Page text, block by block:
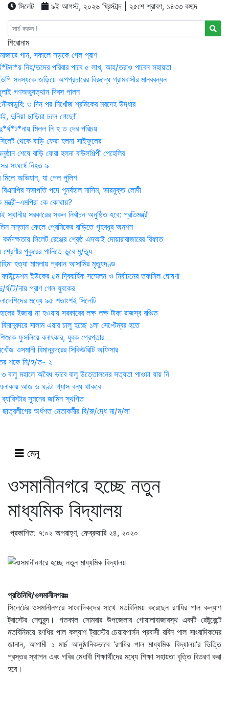
সিলেট ৯ই আগস্ট, ২০২৬ খ্রিস্টাব্দ | ২৫শে শ্রাবণ, ১৪৩৩ বঙ্গাব্দ
শিরোনাম
গান, সকালে সড়কে গেল প্রাণ
নিহ/তদের পরিবার পাবে ৫ লাখ, আহ/তরাও পাবেন সহায়তা
সদস্যকে জড়িয়ে অপপ্রচারের বিরুদ্ধে গ্রামবাসীর মানববন্ধন
গণঅভ্যুত্থান দিবস পালন
৩ দিন পর নিখোঁজ শ্রমিকের মরদেহ উদ্ধার
দুনিয়া ছাড়িয়া চলে গেছে!’
মিলল নি হ ত দের পরিচয়
থেকে বাড়ি ফেরা হলনা সাইফুলের
শেষে বাড়ি ফেরা হলনা বাউলশিল্পী পেহেলির
সংঘর্ষে নিহত ৯
মিলে অভিযান, যা পেল পুলিশ
সভাপতি পদে পুনর্বহাল নাসিম, ভারমুক্ত লোদী
মন্ত্রী-এমপিরা কে কোথায়?
সরকারের সকল নির্বাচন অনুষ্ঠিত হবে: প্রতিমন্ত্রী
সন্তান ফেলে প্রেমিকের বাড়িতে গৃহবধূর অনশন
সিলেট রেঞ্জের শ্রেষ্ঠ এসআই দোয়ারাবাজারের রিফাত
শ্রেণীর পুকুরের পানিতে ডুবে মৃ/ত্যু
হত্যা মামলায় প্রধান আসামির মৃত্যুদণ্ড
ইউকের ৫ম দ্বিবার্ষিক সম্মেলন ও নির্বাচনের তফসিল ঘোষণা
ট/নায় প্রাণ গেল যুবকের
মধ্যে ৯৫ শতাংশই সিলেটি
ইজারা না হওয়ায় সরকারের লক্ষ লক্ষ টাকা রাজস্ব বঞ্চিত
সালাম এয়ার চালু হচ্ছে ১লা সেপ্টেম্বর হতে
ফুসলিয়ে বলাৎকার, যুবক গ্রেপ্তার
ওসমানী বিমানবন্দরের সিকিউরিটি অফিসার
শকে নি/হ/ত- ২
বালু মহালে অবৈধ ভাবে বালু উত্তোলনের সত্যতা পাওয়া যায় নি
আজ ৬ ঘণ্টা গ্যাস বন্ধ থাকবে
সুমনের জামিন স্থগিত
ছাত্রলীগের অর্ধশত নেতাকর্মীর বি/রু/দ্ধে মা/ম/লা
মেনু
ওসমানীনগরে হচ্ছে নতুন
মাধ্যমিক বিদ্যালয়
প্রকাশিত: ৭:০২ অপরাহ্ণ, ফেব্রুয়ারি ২৪, ২০২০
প্রতিনিধি/ওসমানীনগরঃঃ
সিলেটের ওসমানীনগরে সাংবাদিকদের সাথে মতবিনিময় করেছেন রণধির পাল কল্যাণ
ট্রাস্টের নেতৃবৃন্দ। গতকাল সোমবার উপজেলার গোয়ালাবাজারস্থ একটি রেষ্টুরেন্টে
মতবিনিময়ে রণধির পাল কল্যাণ ট্রাস্টের চেয়ারপার্সন প্রবাসী রবিন পাল সাংবাদিকদের
জানান, আগামী ১ মার্চ আনুষ্ঠানিকভাবে ‘রণধির পাল মাধ্যমিক বিদ্যালয়’র ভিত্তি
প্রস্তর স্থাপন এবং গবির মেধাবী শিক্ষার্থীদের মধ্যে শিক্ষা সহায়তা বৃত্তি বিতরণ করা
হবে।